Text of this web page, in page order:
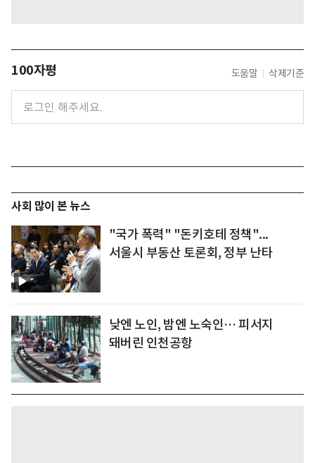
100자평 도움말 삭제기준
사회 많이 본 뉴스
"국가 폭력" "돈키호테 정책"...
서울시 부동산 토론회, 정부 난타
낮엔 노인, 밤엔 노숙인… 피서지
돼버린 인천공항